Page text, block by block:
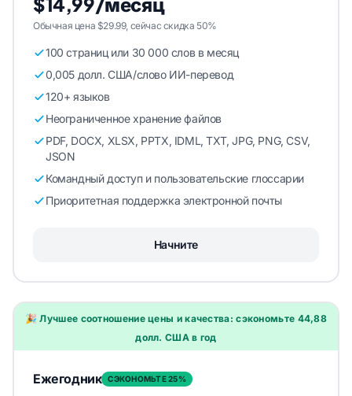
Обычная цена $29.99, сейчас скидка 50%
100 страниц или 30 000 слов в месяц
0,005 долл. США/слово ИИ-перевод
120+ языков
Неограниченное хранение файлов
PDF, DOCX, XLSX, PPTX, IDML, TXT, JPG, PNG, CSV,
JSON
Командный доступ и пользовательские глоссарии
Приоритетная поддержка электронной почты
Начните
🎉 Лучшее соотношение цены и качества: сэкономьте 44,88
долл. США в год
Ежегодник СЭКОНОМЬТЕ 25%